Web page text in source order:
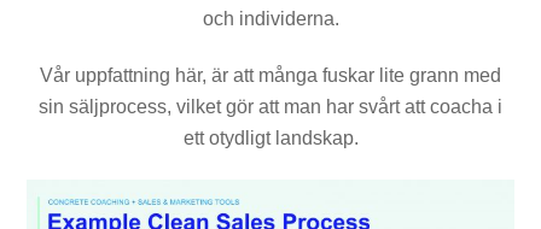
och individerna.
Vår uppfattning här, är att många fuskar lite grann med
sin säljprocess, vilket gör att man har svårt att coacha i
ett otydligt landskap.